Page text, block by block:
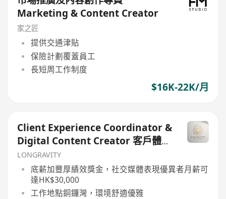
Marketing & Content Creator
家之匠
提供交通津貼
保險計劃覆蓋員工
長短周工作制度
$16K-22K/月
Client Experience Coordinator &
Digital Content Creator 客戶體驗
專員兼數字內容創作者
LONGRAVITY
底薪加豐厚績效獎金，社交媒體表現優異者月薪可
達HK$30,000
工作地點銅鑼灣，環境舒適優雅